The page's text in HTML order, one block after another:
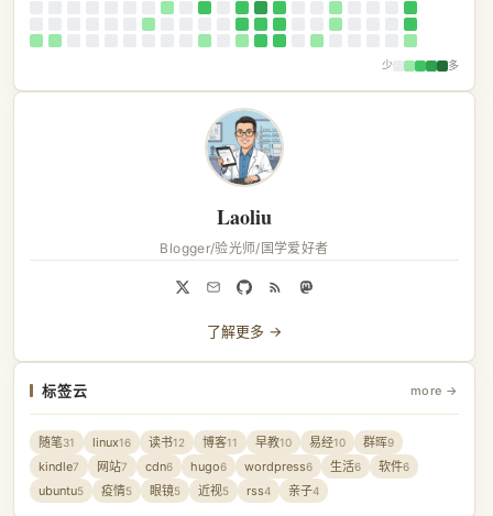
少 多
Laoliu
Blogger/验光师/国学爱好者
了解更多 →
标签云 more →
随笔31 linux16 读书12 博客11 早教10 易经10 群晖9
kindle7 网站7 cdn6 hugo6 wordpress6 生活6 软件6
ubuntu5 疫情5 眼镜5 近视5 rss4 亲子4